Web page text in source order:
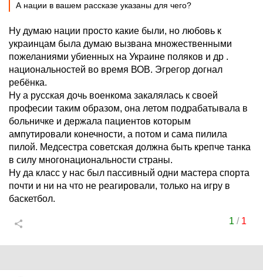
А нации в вашем рассказе указаны для чего?
Ну думаю нации просто какие были, но любовь к
украинцам была думаю вызвана множественными
пожеланиями убиенных на Украине поляков и др .
национальностей во время ВОВ. Эгрегор догнал
ребёнка.
Ну а русская дочь военкома закалялась к своей
професии таким образом, она летом подрабатывала в
больничке и держала пациентов которым
ампутировали конечности, а потом и сама пилила
пилой. Медсестра советская должна быть крепче танка
в силу многонациональности страны.
Ну да класс у нас был пассивный одни мастера спорта
почти и ни на что не реагировали, только на игру в
баскетбол.
1 / 1